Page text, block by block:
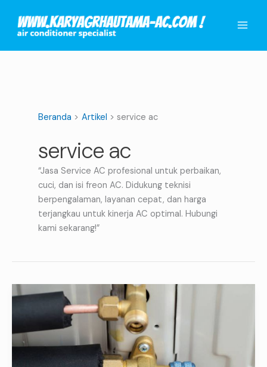
konten
Beranda Artikel service ac
service ac
“Jasa Service AC profesional untuk perbaikan,
cuci, dan isi freon AC. Didukung teknisi
berpengalaman, layanan cepat, dan harga
terjangkau untuk kinerja AC optimal. Hubungi
kami sekarang!”
Jasa
Pipa
AC:
Berapa